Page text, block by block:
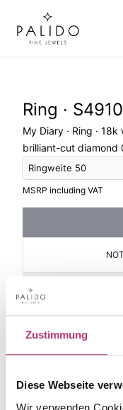
Zustimmung
Diese Webseite
Wir verwenden
Ring · S4910
My Diary · Ring ·
brilliant-cut diamond
Ringweite 50
MSRP including VAT
Ring
-
EAN